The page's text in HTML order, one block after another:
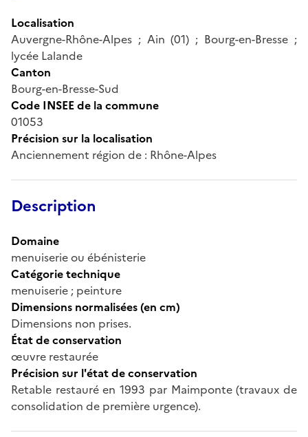
Localisation
Auvergne-Rhône-Alpes ; Ain (01) ; Bourg-en-Bresse ;
lycée Lalande
Canton
Bourg-en-Bresse-Sud
Code INSEE de la commune
01053
Précision sur la localisation
Anciennement région de : Rhône-Alpes
Description
Domaine
menuiserie ou ébénisterie
Catégorie technique
menuiserie ; peinture
Dimensions normalisées (en cm)
Dimensions non prises.
État de conservation
œuvre restaurée
Précision sur l'état de conservation
Retable restauré en 1993 par Maimponte (travaux de
consolidation de première urgence).